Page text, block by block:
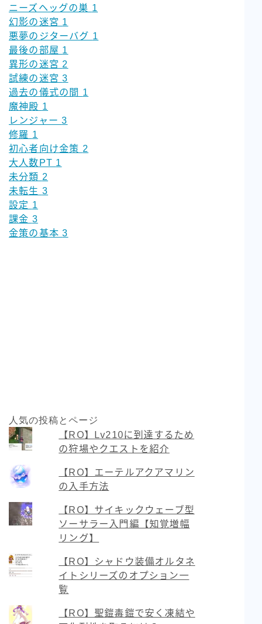
ニーズヘッグの巣 1
幻影の迷宮 1
悪夢のジターバグ 1
最後の部屋 1
異形の迷宮 2
試練の迷宮3
過去の儀式の間 1
魔神殿 1
レンジャー3
修羅 1
初心者向け金策 2
大人数PT 1
未分類 2
未転生 3
設定 1
課金 3
金策の基本3
人気の投稿とページ
【RO】Lv210に到達するため
の狩場やクエストを紹介
【RO】エーテルアクアマリン
の入手方法
【RO】サイキックウェーブ型
ソーサラー入門編【知覚増幅
リング】
【RO】シャドウ装備オルタネ
イトシリーズのオプション一
覧
【RO】聖鎧毒鎧で安く凍結や